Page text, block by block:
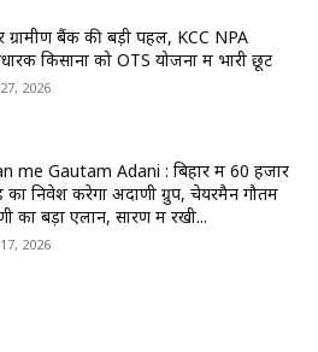
ग्रामीण बैंक की बड़ी पहल, KCC NPA
किसानों को OTS योजना में भारी छूट
2026
me Gautam Adani : बिहार में 60 हजार
का निवेश करेगा अदाणी ग्रुप, चेयरमैन गौतम
का बड़ा एलान, सारण में रखी...
2026